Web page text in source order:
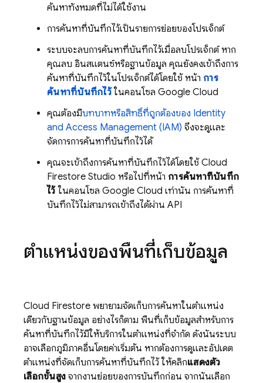
ค้นหาทั้งหมดที่ไม่ได้ใช้งาน
การค้นหาที่บันทึกไว้เป็นรายการย่อยของโปรเจ็กต์
ระบบจะลบการค้นหาที่บันทึกไว้เมื่อลบโปรเจ็กต์ หาก
คุณลบ อินสแตนซ์หรือฐานข้อมูล คุณยังคงเข้าถึงการ
ค้นหาที่บันทึกไว้ในโปรเจ็กต์ได้โดยใช้ หน้า การ
ค้นหาที่บันทึกไว้ในคอนโซล Google Cloud
คุณต้องมีบทบาทหรือสิทธิ์ที่ถูกต้องของ Identity
and Access Management (IAM) จึงจะดูและ
จัดการการค้นหาที่บันทึกไว้ได้
คุณจะเข้าถึงการค้นหาที่บันทึกไว้ได้โดยใช้ Cloud
Firestore Studio หรือไปที่หน้า การค้นหาที่บันทึก
ไว้ ในคอนโซล Google Cloud เท่านั้น การค้นหาที่
บันทึกไว้ไม่สามารถเข้าถึงได้ผ่าน API
ตำแหน่งของพื้นที่เก็บข้อมูล
Cloud Firestore พยายามจัดเก็บการค้นหาในตำแหน่ง
เดียวกับฐานข้อมูล อย่างไรก็ตาม พื้นที่เก็บข้อมูลสำหรับการ
ค้นหาที่บันทึกไว้มีให้บริการในตำแหน่งที่จำกัด ดังนั้นระบบ
อาจเลือกภูมิภาคอื่นโดยค่าเริ่มต้น หากต้องการดูและอัปเดต
ตำแหน่งที่จัดเก็บการค้นหาที่บันทึกไว้ ให้คลิกแสดงตัว
เลือกขั้นสูง จากงานย่อยของการบันทึกก่อน จากนั้นเลือก